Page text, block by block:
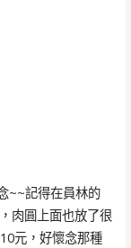
~~記得在員林的
肉圓上面也放了很
元，好懷念那種